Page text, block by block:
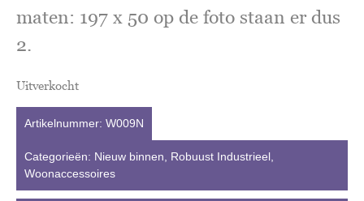
maten: 197 x 50 op de foto staan er dus
2.
Uitverkocht
Artikelnummer: W009N
Categorieën: Nieuw binnen Robuust Industrieel
Woonaccessoires